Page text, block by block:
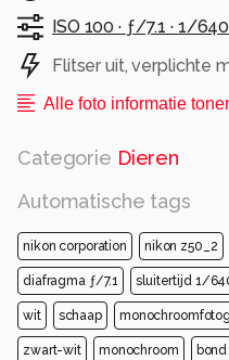
ISO 100 · ƒ/7.1 · 1/
Flitser uit, verplichte
Alle foto informatie
Categorie Dieren
Automatische tags
nikon corporation nikon z50_2
diafragma ƒ/7.1 sluitertijd 1/
wit schaap
zwart-wit monochroom bond